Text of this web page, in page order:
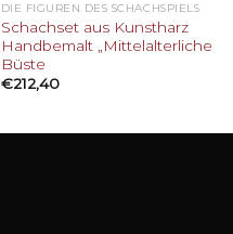
DIE FIGUREN DES SCHACHSPIELS
Schachset aus Kunstharz
Handbemalt „Mittelalterliche
Büste
€212,40